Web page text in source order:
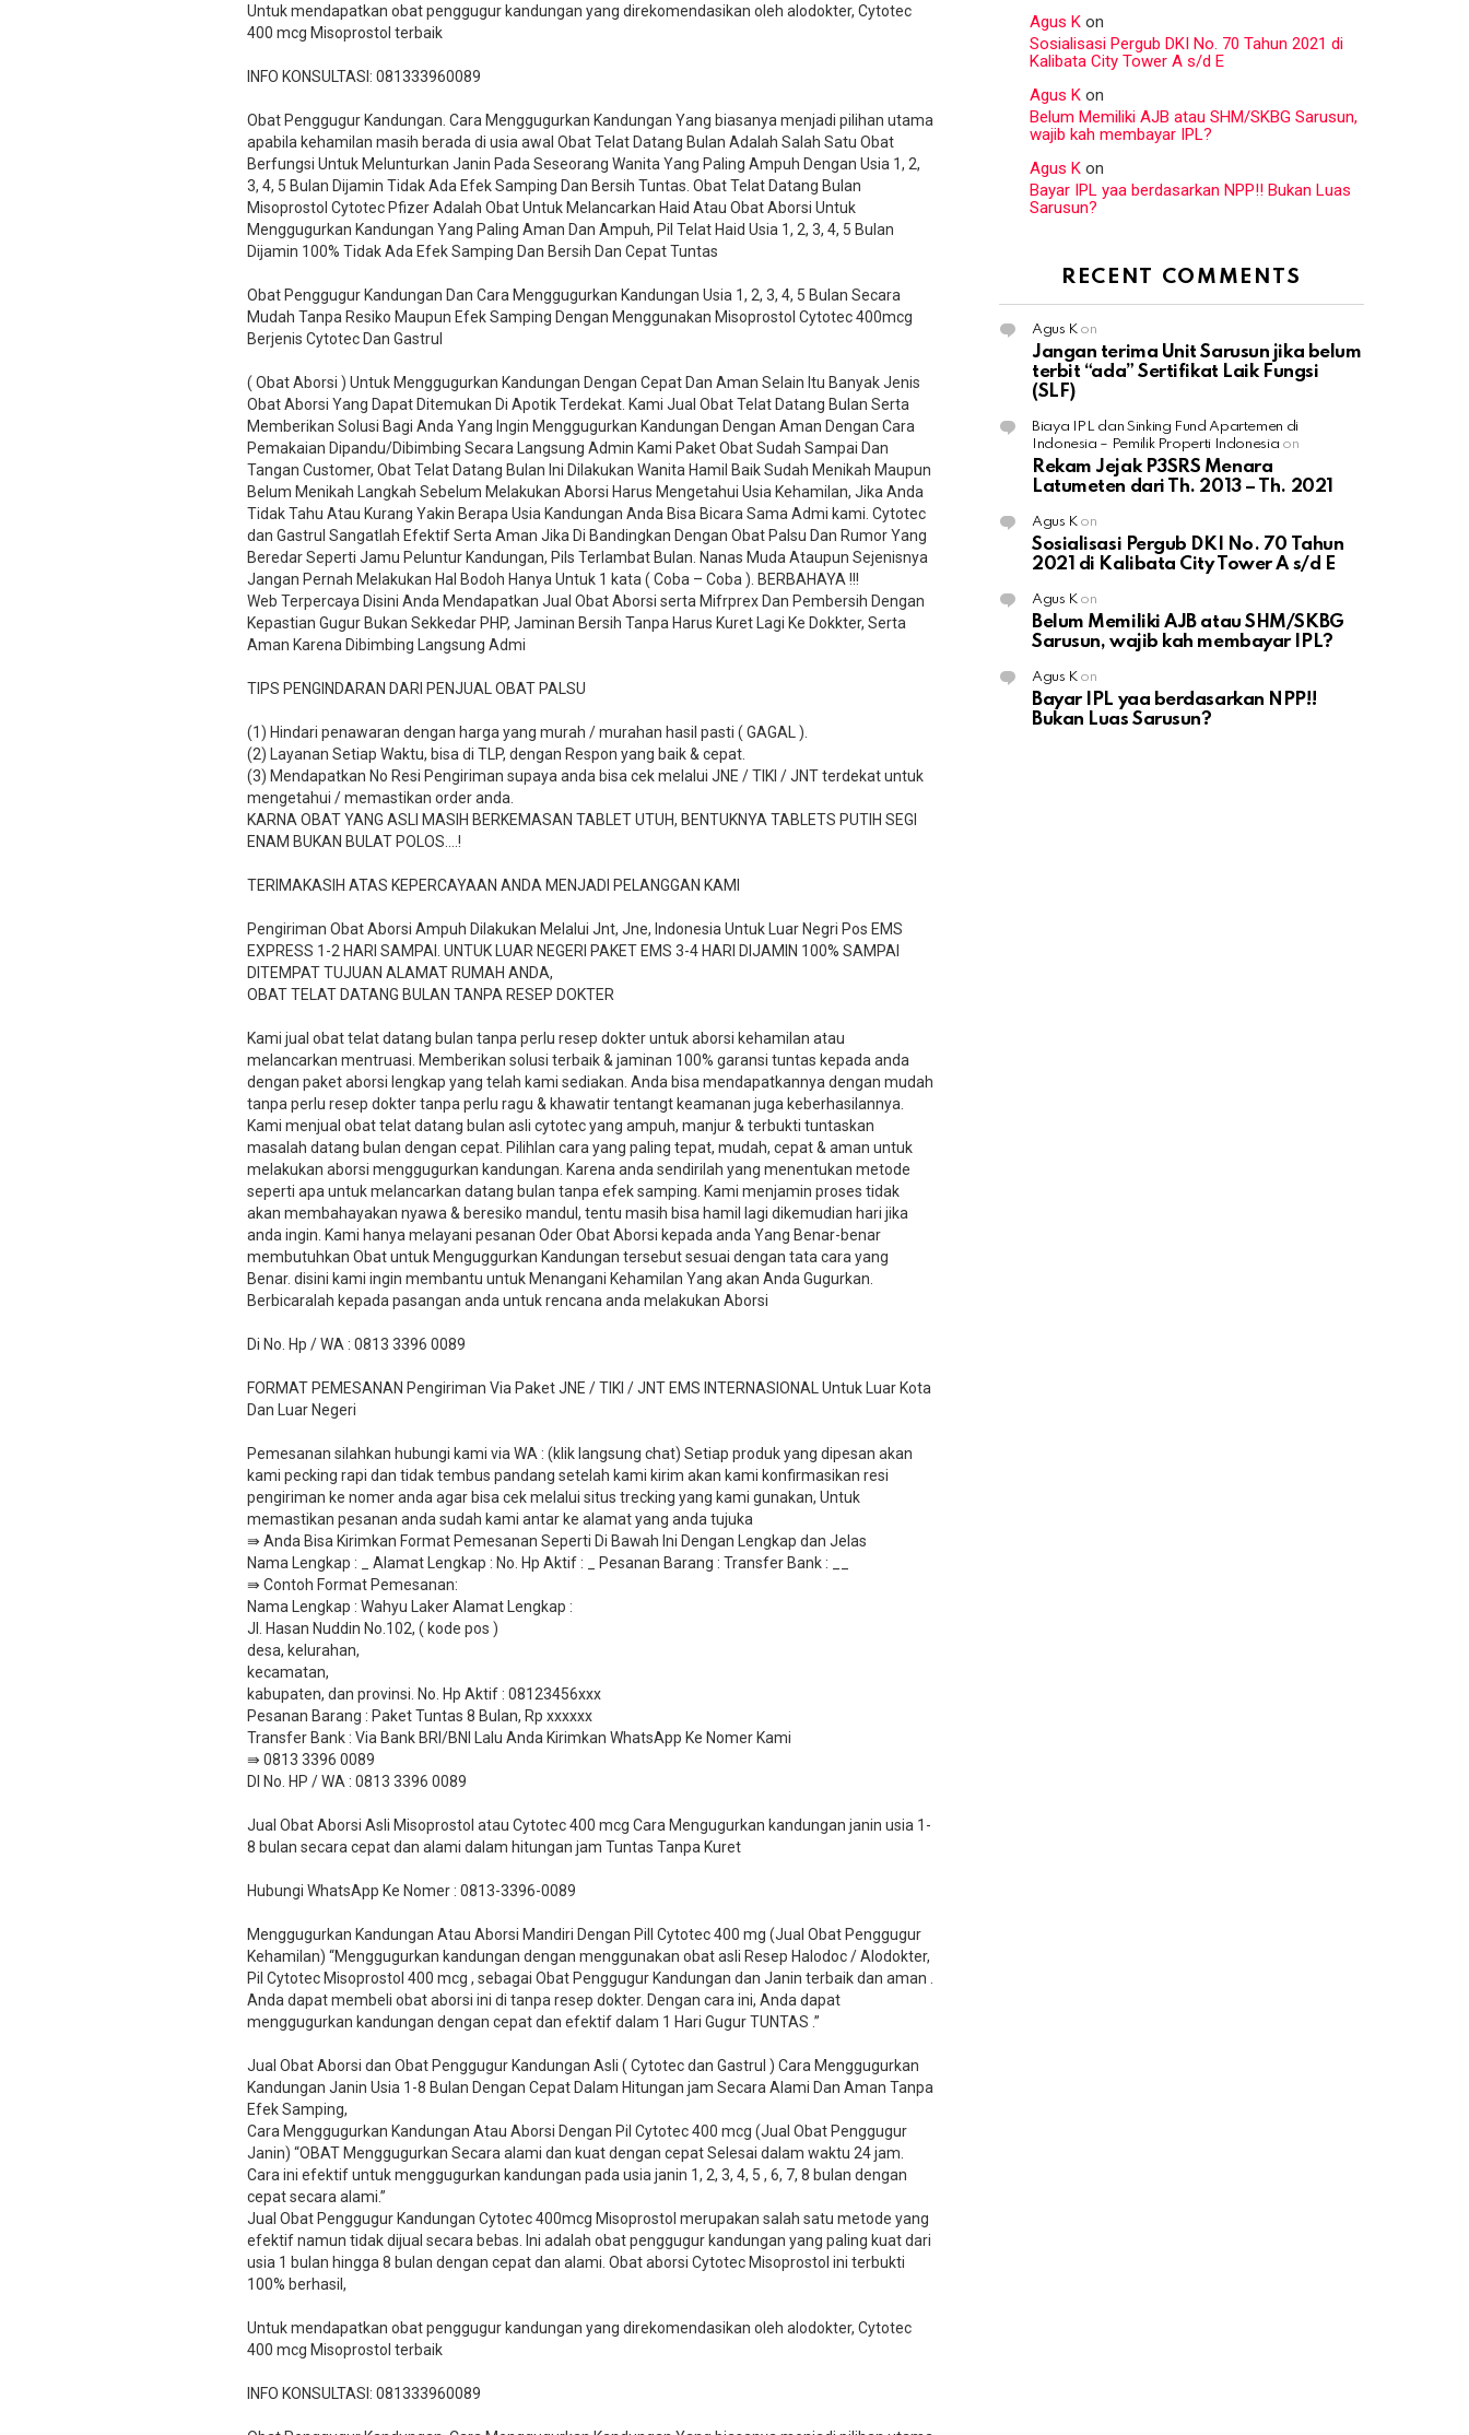
Untuk mendapatkan obat penggugur kandungan yang direkomendasikan oleh alodokter, Cytotec
400 mcg Misoprostol terbaik
INFO KONSULTASI: 081333960089
​Obat Penggugur Kandungan. Cara Menggugurkan Kandungan Yang biasanya menjadi pilihan utama
apabila kehamilan masih berada di usia awal Obat Telat Datang Bulan Adalah Salah Satu Obat
Berfungsi Untuk Melunturkan Janin Pada Seseorang Wanita Yang Paling Ampuh Dengan Usia 1, 2,
3, 4, 5 Bulan Dijamin Tidak Ada Efek Samping Dan Bersih Tuntas. Obat Telat Datang Bulan
Misoprostol Cytotec Pfizer Adalah Obat Untuk Melancarkan Haid Atau Obat Aborsi Untuk
Menggugurkan Kandungan Yang Paling Aman Dan Ampuh, Pil Telat Haid Usia 1, 2, 3, 4, 5 Bulan
Dijamin 100% Tidak Ada Efek Samping Dan Bersih Dan Cepat Tuntas
Obat Penggugur Kandungan Dan Cara Menggugurkan Kandungan Usia 1, 2, 3, 4, 5 Bulan Secara
Mudah Tanpa Resiko Maupun Efek Samping Dengan Menggunakan Misoprostol Cytotec 400mcg
Berjenis Cytotec Dan Gastrul
( Obat Aborsi ) Untuk Menggugurkan Kandungan Dengan Cepat Dan Aman Selain Itu Banyak Jenis
Obat Aborsi Yang Dapat Ditemukan Di Apotik Terdekat. Kami Jual Obat Telat Datang Bulan Serta
Memberikan Solusi Bagi Anda Yang Ingin Menggugurkan Kandungan Dengan Aman Dengan Cara
Pemakaian Dipandu/Dibimbing Secara Langsung Admin Kami Paket Obat Sudah Sampai Dan
Tangan Customer, Obat Telat Datang Bulan Ini Dilakukan Wanita Hamil Baik Sudah Menikah Maupun
Belum Menikah Langkah Sebelum Melakukan Aborsi Harus Mengetahui Usia Kehamilan, Jika Anda
Tidak Tahu Atau Kurang Yakin Berapa Usia Kandungan Anda Bisa Bicara Sama Admi kami. Cytotec
dan Gastrul Sangatlah Efektif Serta Aman Jika Di Bandingkan Dengan Obat Palsu Dan Rumor Yang
Beredar Seperti Jamu Peluntur Kandungan, Pils Terlambat Bulan. Nanas Muda Ataupun Sejenisnya
Jangan Pernah Melakukan Hal Bodoh Hanya Untuk 1 kata ( Coba – Coba ). BERBAHAYA !!!
Web Terpercaya Disini Anda Mendapatkan Jual Obat Aborsi serta Mifrprex Dan Pembersih Dengan
Kepastian Gugur Bukan Sekkedar PHP, Jaminan Bersih Tanpa Harus Kuret Lagi Ke Dokkter, Serta
Aman Karena Dibimbing Langsung Admi
TIPS PENGINDARAN DARI PENJUAL OBAT PALSU
(1) Hindari penawaran dengan harga yang murah / murahan hasil pasti ( GAGAL ).
(2) Layanan Setiap Waktu, bisa di TLP, dengan Respon yang baik & cepat.
(3) Mendapatkan No Resi Pengiriman supaya anda bisa cek melalui JNE / TIKI / JNT terdekat untuk
mengetahui / memastikan order anda.
KARNA OBAT YANG ASLI MASIH BERKEMASAN TABLET UTUH, BENTUKNYA TABLETS PUTIH SEGI
ENAM BUKAN BULAT POLOS….!
TERIMAKASIH ATAS KEPERCAYAAN ANDA MENJADI PELANGGAN KAMI
Pengiriman Obat Aborsi Ampuh Dilakukan Melalui Jnt, Jne, Indonesia Untuk Luar Negri Pos EMS
EXPRESS 1-2 HARI SAMPAI. UNTUK LUAR NEGERI PAKET EMS 3-4 HARI DIJAMIN 100% SAMPAI
DITEMPAT TUJUAN ALAMAT RUMAH ANDA,
OBAT TELAT DATANG BULAN TANPA RESEP DOKTER
Kami jual obat telat datang bulan tanpa perlu resep dokter untuk aborsi kehamilan atau
melancarkan mentruasi. Memberikan solusi terbaik & jaminan 100% garansi tuntas kepada anda
dengan paket aborsi lengkap yang telah kami sediakan. Anda bisa mendapatkannya dengan mudah
tanpa perlu resep dokter tanpa perlu ragu & khawatir tentangt keamanan juga keberhasilannya.
Kami menjual obat telat datang bulan asli cytotec yang ampuh, manjur & terbukti tuntaskan
masalah datang bulan dengan cepat. Pilihlan cara yang paling tepat, mudah, cepat & aman untuk
melakukan aborsi menggugurkan kandungan. Karena anda sendirilah yang menentukan metode
seperti apa untuk melancarkan datang bulan tanpa efek samping. Kami menjamin proses tidak
akan membahayakan nyawa & beresiko mandul, tentu masih bisa hamil lagi dikemudian hari jika
anda ingin. Kami hanya melayani pesanan Oder Obat Aborsi kepada anda Yang Benar-benar
membutuhkan Obat untuk Menguggurkan Kandungan tersebut sesuai dengan tata cara yang
Benar. disini kami ingin membantu untuk Menangani Kehamilan Yang akan Anda Gugurkan.
Berbicaralah kepada pasangan anda untuk rencana anda melakukan Aborsi
Di No. Hp / WA : 0813 3396 0089
FORMAT PEMESANAN Pengiriman Via Paket JNE / TIKI / JNT EMS INTERNASIONAL Untuk Luar Kota
Dan Luar Negeri
Pemesanan silahkan hubungi kami via WA : (klik langsung chat) Setiap produk yang dipesan akan
kami pecking rapi dan tidak tembus pandang setelah kami kirim akan kami konfirmasikan resi
pengiriman ke nomer anda agar bisa cek melalui situs trecking yang kami gunakan, Untuk
memastikan pesanan anda sudah kami antar ke alamat yang anda tujuka
⇛ Anda Bisa Kirimkan Format Pemesanan Seperti Di Bawah Ini Dengan Lengkap dan Jelas
Nama Lengkap : _ Alamat Lengkap : No. Hp Aktif : _ Pesanan Barang : Transfer Bank : __
​⇛ Contoh Format Pemesanan:
Nama Lengkap : Wahyu Laker Alamat Lengkap :
Jl. Hasan Nuddin No.102, ( kode pos )
desa, kelurahan,
kecamatan,
kabupaten, dan provinsi. No. Hp Aktif : 08123456xxx
Pesanan Barang : Paket Tuntas 8 Bulan, Rp xxxxxx
​Transfer Bank : Via Bank BRI/BNI Lalu Anda Kirimkan WhatsApp Ke Nomer Kami
⇛ 0813 3396 0089
DI No. HP / WA : 0813 3396 0089
Jual Obat Aborsi Asli Misoprostol atau Cytotec 400 mcg Cara Mengugurkan kandungan janin usia 1-
8 bulan secara cepat dan alami dalam hitungan jam Tuntas Tanpa Kuret
Hubungi WhatsApp Ke Nomer : 0813-3396-0089​
Menggugurkan Kandungan Atau Aborsi Mandiri Dengan Pill Cytotec 400 mg (Jual Obat Penggugur
Kehamilan) “Menggugurkan kandungan dengan menggunakan obat asli Resep Halodoc / Alodokter,
Pil Cytotec Misoprostol 400 mcg , sebagai Obat Penggugur Kandungan dan Janin terbaik dan aman .
Anda dapat membeli obat aborsi ini di tanpa resep dokter. Dengan cara ini, Anda dapat
menggugurkan kandungan dengan cepat dan efektif dalam 1 Hari Gugur TUNTAS .”
Jual Obat Aborsi dan Obat Penggugur Kandungan Asli ( Cytotec dan Gastrul ) Cara Menggugurkan
Kandungan Janin Usia 1-8 Bulan Dengan Cepat Dalam Hitungan jam Secara Alami Dan Aman Tanpa
Efek Samping,
Cara Menggugurkan Kandungan Atau Aborsi Dengan Pil Cytotec 400 mcg (Jual Obat Penggugur
Janin) “OBAT Menggugurkan Secara alami dan kuat dengan cepat Selesai dalam waktu 24 jam.
Cara ini efektif untuk menggugurkan kandungan pada usia janin 1, 2, 3, 4, 5 , 6, 7, 8 bulan dengan
cepat secara alami.”
Jual Obat Penggugur Kandungan Cytotec 400mcg Misoprostol merupakan salah satu metode yang
efektif namun tidak dijual secara bebas. Ini adalah obat penggugur kandungan yang paling kuat dari
usia 1 bulan hingga 8 bulan dengan cepat dan alami. Obat aborsi Cytotec Misoprostol ini terbukti
100% berhasil,
Untuk mendapatkan obat penggugur kandungan yang direkomendasikan oleh alodokter, Cytotec
400 mcg Misoprostol terbaik
INFO KONSULTASI: 081333960089
Agus K on
Sosialisasi Pergub DKI No. 70 Tahun 2021 di
Kalibata City Tower A s/d E
Agus K on
Belum Memiliki AJB atau SHM/SKBG Sarusun,
wajib kah membayar IPL?
Agus K on
Bayar IPL yaa berdasarkan NPP!! Bukan Luas
Sarusun?
RECENT COMMENTS
Agus Kon
Jangan terima Unit Sarusun jika belum
terbit “ada” Sertifikat Laik Fungsi
(SLF)
Biaya IPL dan Sinking Fund Apartemen di
Indonesia – Pemilik Properti Indonesia on
Rekam Jejak P3SRS Menara
Latumeten dari Th. 2013 – Th. 2021
Agus Kon
Sosialisasi Pergub DKI No. 70 Tahun
2021 di Kalibata City Tower A s/d E
Agus Kon
Belum Memiliki AJB atau SHM/SKBG
Sarusun, wajib kah membayar IPL?
Agus Kon
Bayar IPL yaa berdasarkan NPP!!
Bukan Luas Sarusun?